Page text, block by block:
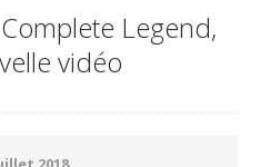
Legend,
vidéo